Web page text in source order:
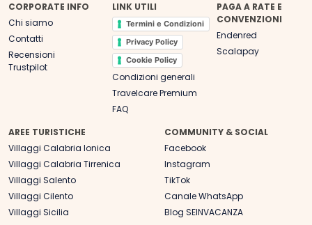
CORPORATE INFO
Chi siamo
Contatti
Recensioni
Trustpilot
LINK UTILI
Termini e Condizioni
Privacy Policy
Cookie Policy
Condizioni generali
Travelcare Premium
FAQ
PAGA A RATE E
CONVENZIONI
Endenred
Scalapay
AREE TURISTICHE
Villaggi Calabria Ionica
Villaggi Calabria Tirrenica
Villaggi Salento
Villaggi Cilento
Villaggi Sicilia
COMMUNITY & SOCIAL
Facebook
Instagram
TikTok
Canale WhatsApp
Blog SEINVACANZA